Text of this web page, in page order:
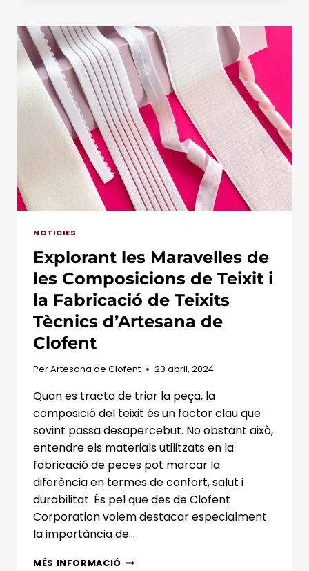
INNOVANT
AMB
ARTESANA
DE
CLOFENT
NOTICIES
Explorant les Maravelles de
les Composicions de Teixit i
la Fabricació de Teixits
Tècnics d’Artesana de
Clofent
PerArtesana de Clofent 23 abril, 2024
Quan es tracta de triar la peça, la
composició del teixit és un factor clau que
sovint passa desapercebut. No obstant això,
entendre els materials utilitzats en la
fabricació de peces pot marcar la
diferència en termes de confort, salut i
durabilitat. És pel que des de Clofent
Corporation volem destacar especialment
la importància de…
MÉS INFORMACIÓEXPLORANT